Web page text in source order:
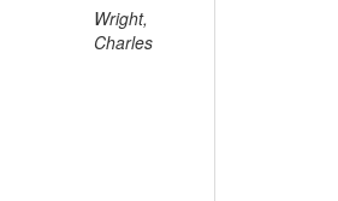
Wright,
Charles